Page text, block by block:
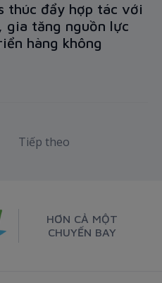
thúc đẩy hợp tác với
gia tăng nguồn lực
hàng không
Tiếp theo
HƠN CẢ MỘT
CHUYẾN BAY